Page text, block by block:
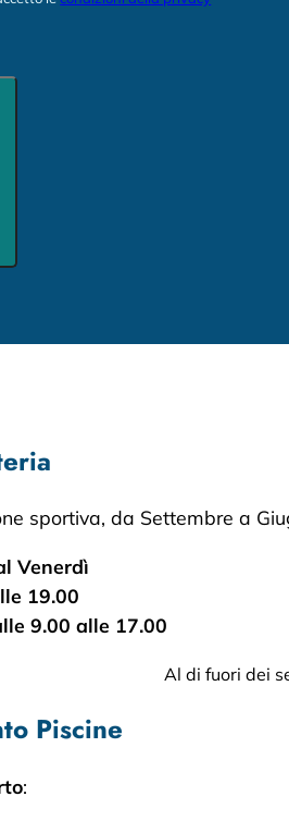
sportiva, da Settembre a
Venerdì
19.00
9.00 alle 17.00
Al di fuori dei
Piscine
: